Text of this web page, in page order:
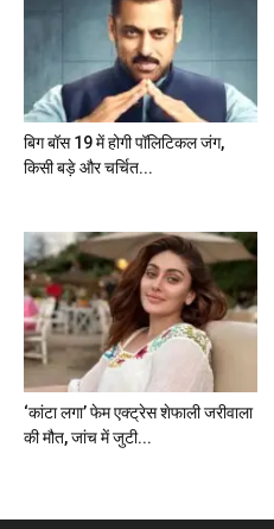
बिग बॉस 19 में होगी पॉलिटिकल जंग,
किसी बड़े और चर्चित...
‘कांटा लगा’ फेम एक्ट्रेस शेफाली जरीवाला
की मौत, जांच में जुटी...